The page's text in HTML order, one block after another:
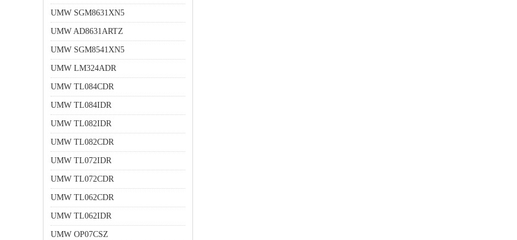
UMW SGM8631XN5
UMW AD8631ARTZ
UMW SGM8541XN5
UMW LM324ADR
UMW TL084CDR
UMW TL084IDR
UMW TL082IDR
UMW TL082CDR
UMW TL072IDR
UMW TL072CDR
UMW TL062CDR
UMW TL062IDR
UMW OP07CSZ